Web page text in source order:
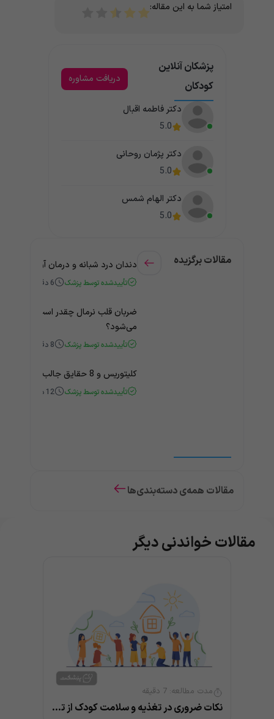
امتیاز شما به این مقاله:
پزشکان آنلاین
کودکان
دریافت مشاوره
دکتر فاطمه اقبال
5.0
دکتر پژمان روحانی
5.0
دکتر الهام شمس
5.0
مقالات برگزیده دندان درد شبانه و درمان آن +
تأییدشده توسط پزشک 6 دقیقه
ضربان قلب نرمال چقدر است؟ چه
می‌شود؟
تأییدشده توسط پزشک 8 دقیقه
کلیتوریس و 8 حقایق جالب و باورنکردنی درباره آن
تأییدشده توسط پزشک 12 دقیقه
مقالات همه‌ی دسته‌بندی‌ها
مقالات خواندنی دیگر
مدت مطالعه: 7 دقیقه
نکات ضروری در تغذیه و سلامت کودک از توصیه های متخصص اطفال